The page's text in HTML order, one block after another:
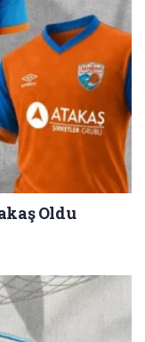
Oldu